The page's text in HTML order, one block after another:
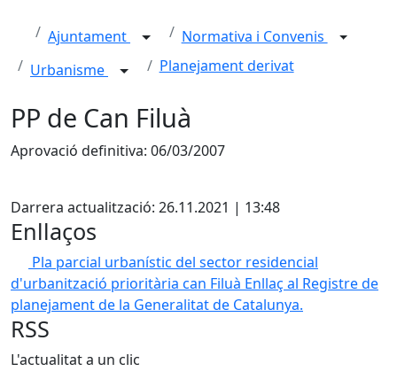
Ajuntament
Normativa i Convenis
Urbanisme
Planejament derivat
PP de Can Filuà
Aprovació definitiva: 06/03/2007
Darrera actualització: 26.11.2021 | 13:48
Enllaços
Pla parcial urbanístic del sector residencial
d'urbanització prioritària can Filuà Enllaç al Registre de
planejament de la Generalitat de Catalunya.
RSS
L'actualitat a un clic